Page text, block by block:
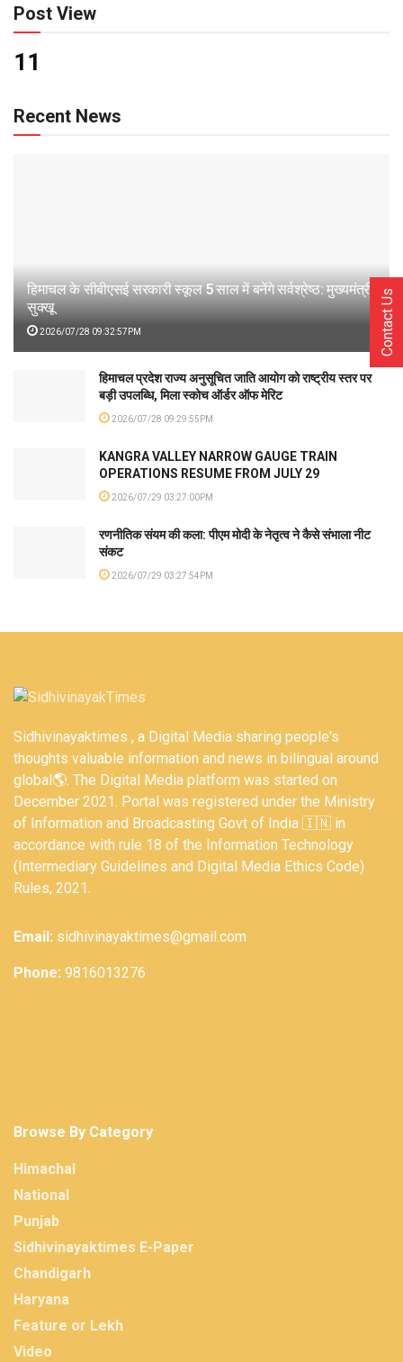
Post View
11
Recent News
हिमाचल के सीबीएसई सरकारी स्कूल 5 साल में बनेंगे सर्वश्रेष्ठ: मुख्यमंत्री
सुक्खू
2026/07/28 09:32:57PM
हिमाचल प्रदेश राज्य अनुसूचित जाति आयोग को राष्ट्रीय स्तर पर
बड़ी उपलब्धि, मिला स्कोच ऑर्डर ऑफ मेरिट
2026/07/28 09:29:55PM
KANGRA VALLEY NARROW GAUGE TRAIN
OPERATIONS RESUME FROM JULY 29
2026/07/29 03:27:00PM
रणनीतिक संयम की कला: पीएम मोदी के नेतृत्व ने कैसे संभाला नीट
संकट
2026/07/29 03:27:54PM
Sidhivinayaktimes , a Digital Media sharing people's
thoughts valuable information and news in bilingual around
global🌎. The Digital Media platform was started on
December 2021. Portal was registered under the Ministry
of Information and Broadcasting Govt of India 🇮🇳 in
accordance with rule 18 of the Information Technology
(Intermediary Guidelines and Digital Media Ethics Code)
Rules, 2021.
Email: sidhivinayaktimes@gmail.com
Phone: 9816013276
Browse By Category
Himachal
National
Punjab
Sidhivinayaktimes E-Paper
Chandigarh
Haryana
Feature or Lekh
Video
Contact Us